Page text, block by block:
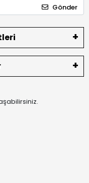
Gönder